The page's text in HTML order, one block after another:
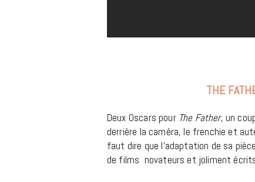
THE
Deux Oscars pourThe Father, un
derrière la caméra, le frenchie et
faut dire que l’adaptation de sa
de films novateurs et joliment